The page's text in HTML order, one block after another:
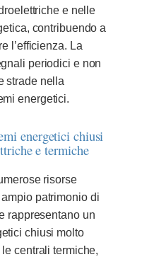
e nelle
contribuendo a
l’efficienza. La
periodici e non
strade nella
energetici.
energetici chiusi
e termiche
risorse
patrimonio di
rappresentano un
chiusi molto
centrali termiche,